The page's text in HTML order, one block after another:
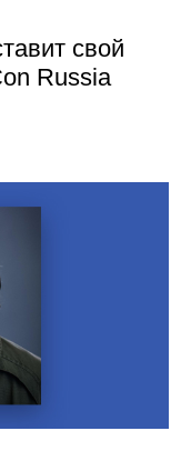
свой
Russia